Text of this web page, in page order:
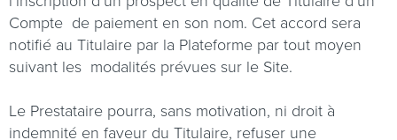
Compte de paiement en son nom. Cet accord sera
notifié au Titulaire par la Plateforme par tout moyen
suivant les modalités prévues sur le Site.
Le Prestataire pourra, sans motivation, ni droit à
indemnité en faveur du Titulaire, refuser une